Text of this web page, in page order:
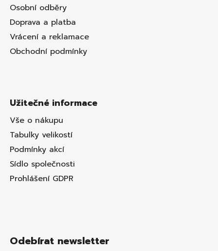
Osobní odběry
Doprava a platba
Vrácení a reklamace
Obchodní podmínky
Užitečné informace
Vše o nákupu
Tabulky velikostí
Podmínky akcí
Sídlo společnosti
Prohlášení GDPR
Odebírat newsletter